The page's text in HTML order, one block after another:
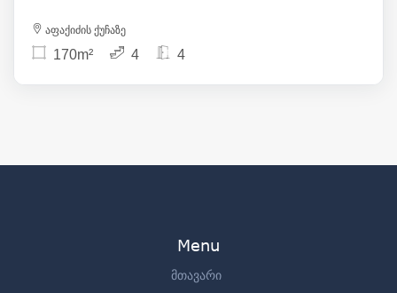
აფაქიძის ქუჩაზე
170m² 4 4
Menu
მთავარი